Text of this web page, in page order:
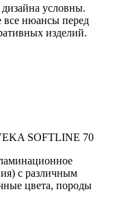
условны.
все нюансы перед
изделий.
с различным
цвета, породы